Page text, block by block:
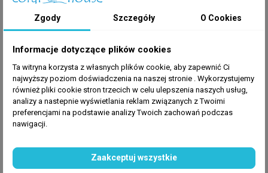
Dlaczego Aquaforest pH Minus jest
wyjątkowy?
W przeciwieństwie do tanich zamienników, preparat z
linii Aquaforest Pondzostał zaprojektowany z myślą
o maksymalnym bezpieczeństwie biologicznym. Jego
unikalne cechy to:
Bezpieczeństwo środowiskowe:Produkt
wolny od fosforanów, dzięki czemu nie
Zgody Szczegóły O Cookies
Informacje dotyczące plików cookies
Ta witryna korzysta z własnych plików cookie, aby zapewnić Ci
najwyższy poziom doświadczenia na naszej stronie . Wykorzystujemy
również pliki cookie stron trzecich w celu ulepszenia naszych usług,
analizy a nastepnie wyświetlania reklam związanych z Twoimi
preferencjami na podstawie analizy Twoich zachowań podczas
nawigacji.
Zaakceptuj wszystkie